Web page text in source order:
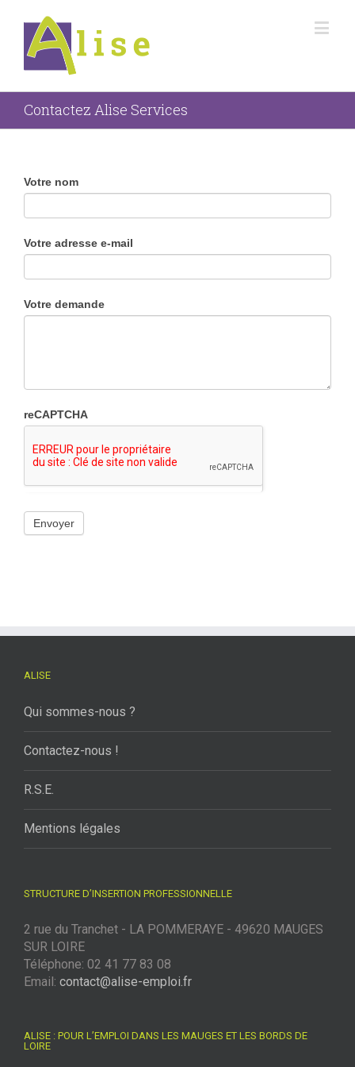
Contactez Alise Services
If
you
are
leave
blank.
Votre nom
Votre adresse e-mail
Votre demande
reCAPTCHA
ALISE
Qui sommes-nous ?
Contactez-nous !
R.S.E.
Mentions légales
STRUCTURE D’INSERTION PROFESSIONNELLE
2 rue du Tranchet - LA POMMERAYE - 49620 MAUGES
SUR LOIRE
Téléphone: 02 41 77 83 08
Email: contact@alise-emploi.fr
ALISE : POUR L’EMPLOI DANS LES MAUGES ET LES BORDS DE
LOIRE